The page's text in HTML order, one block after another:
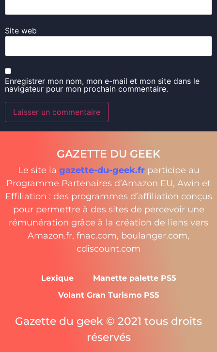
Site web
Enregistrer mon nom, mon e-mail et mon site dans le
navigateur pour mon prochain commentaire.
GAZETTE DU GEEK
Le site la gazette-du-geek.frparticipe au
Programme Partenaires d’Amazon EU, Awin et
Effiliation : des programmes d’affiliation conçus
pour permettre à des sites de percevoir une
rémunération grâce à la création de liens vers
Amazon.fr, fnac.com, boulanger.com,
cdiscount.com
Lexique
Manette palette PS5
Volant Gran Turismo PS5
Gazette du geek © 2021 tous droits
réservés